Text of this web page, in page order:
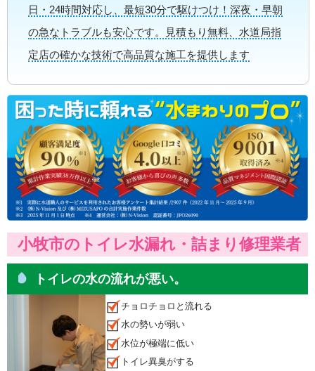
日・24時間対応し、最短30分で駆けつけ！深夜・早朝
の急なトラブルも安心です。見積もり無料、水道局指
定店の確かな技術で高品質な施工を提供します
小牧市のトイレ水漏れ・詰まり修理業者
トイレの水の流れが悪い。
チョロチョロと流れる
水の勢いが弱い
水位が極端に低い
トイレ異臭がする